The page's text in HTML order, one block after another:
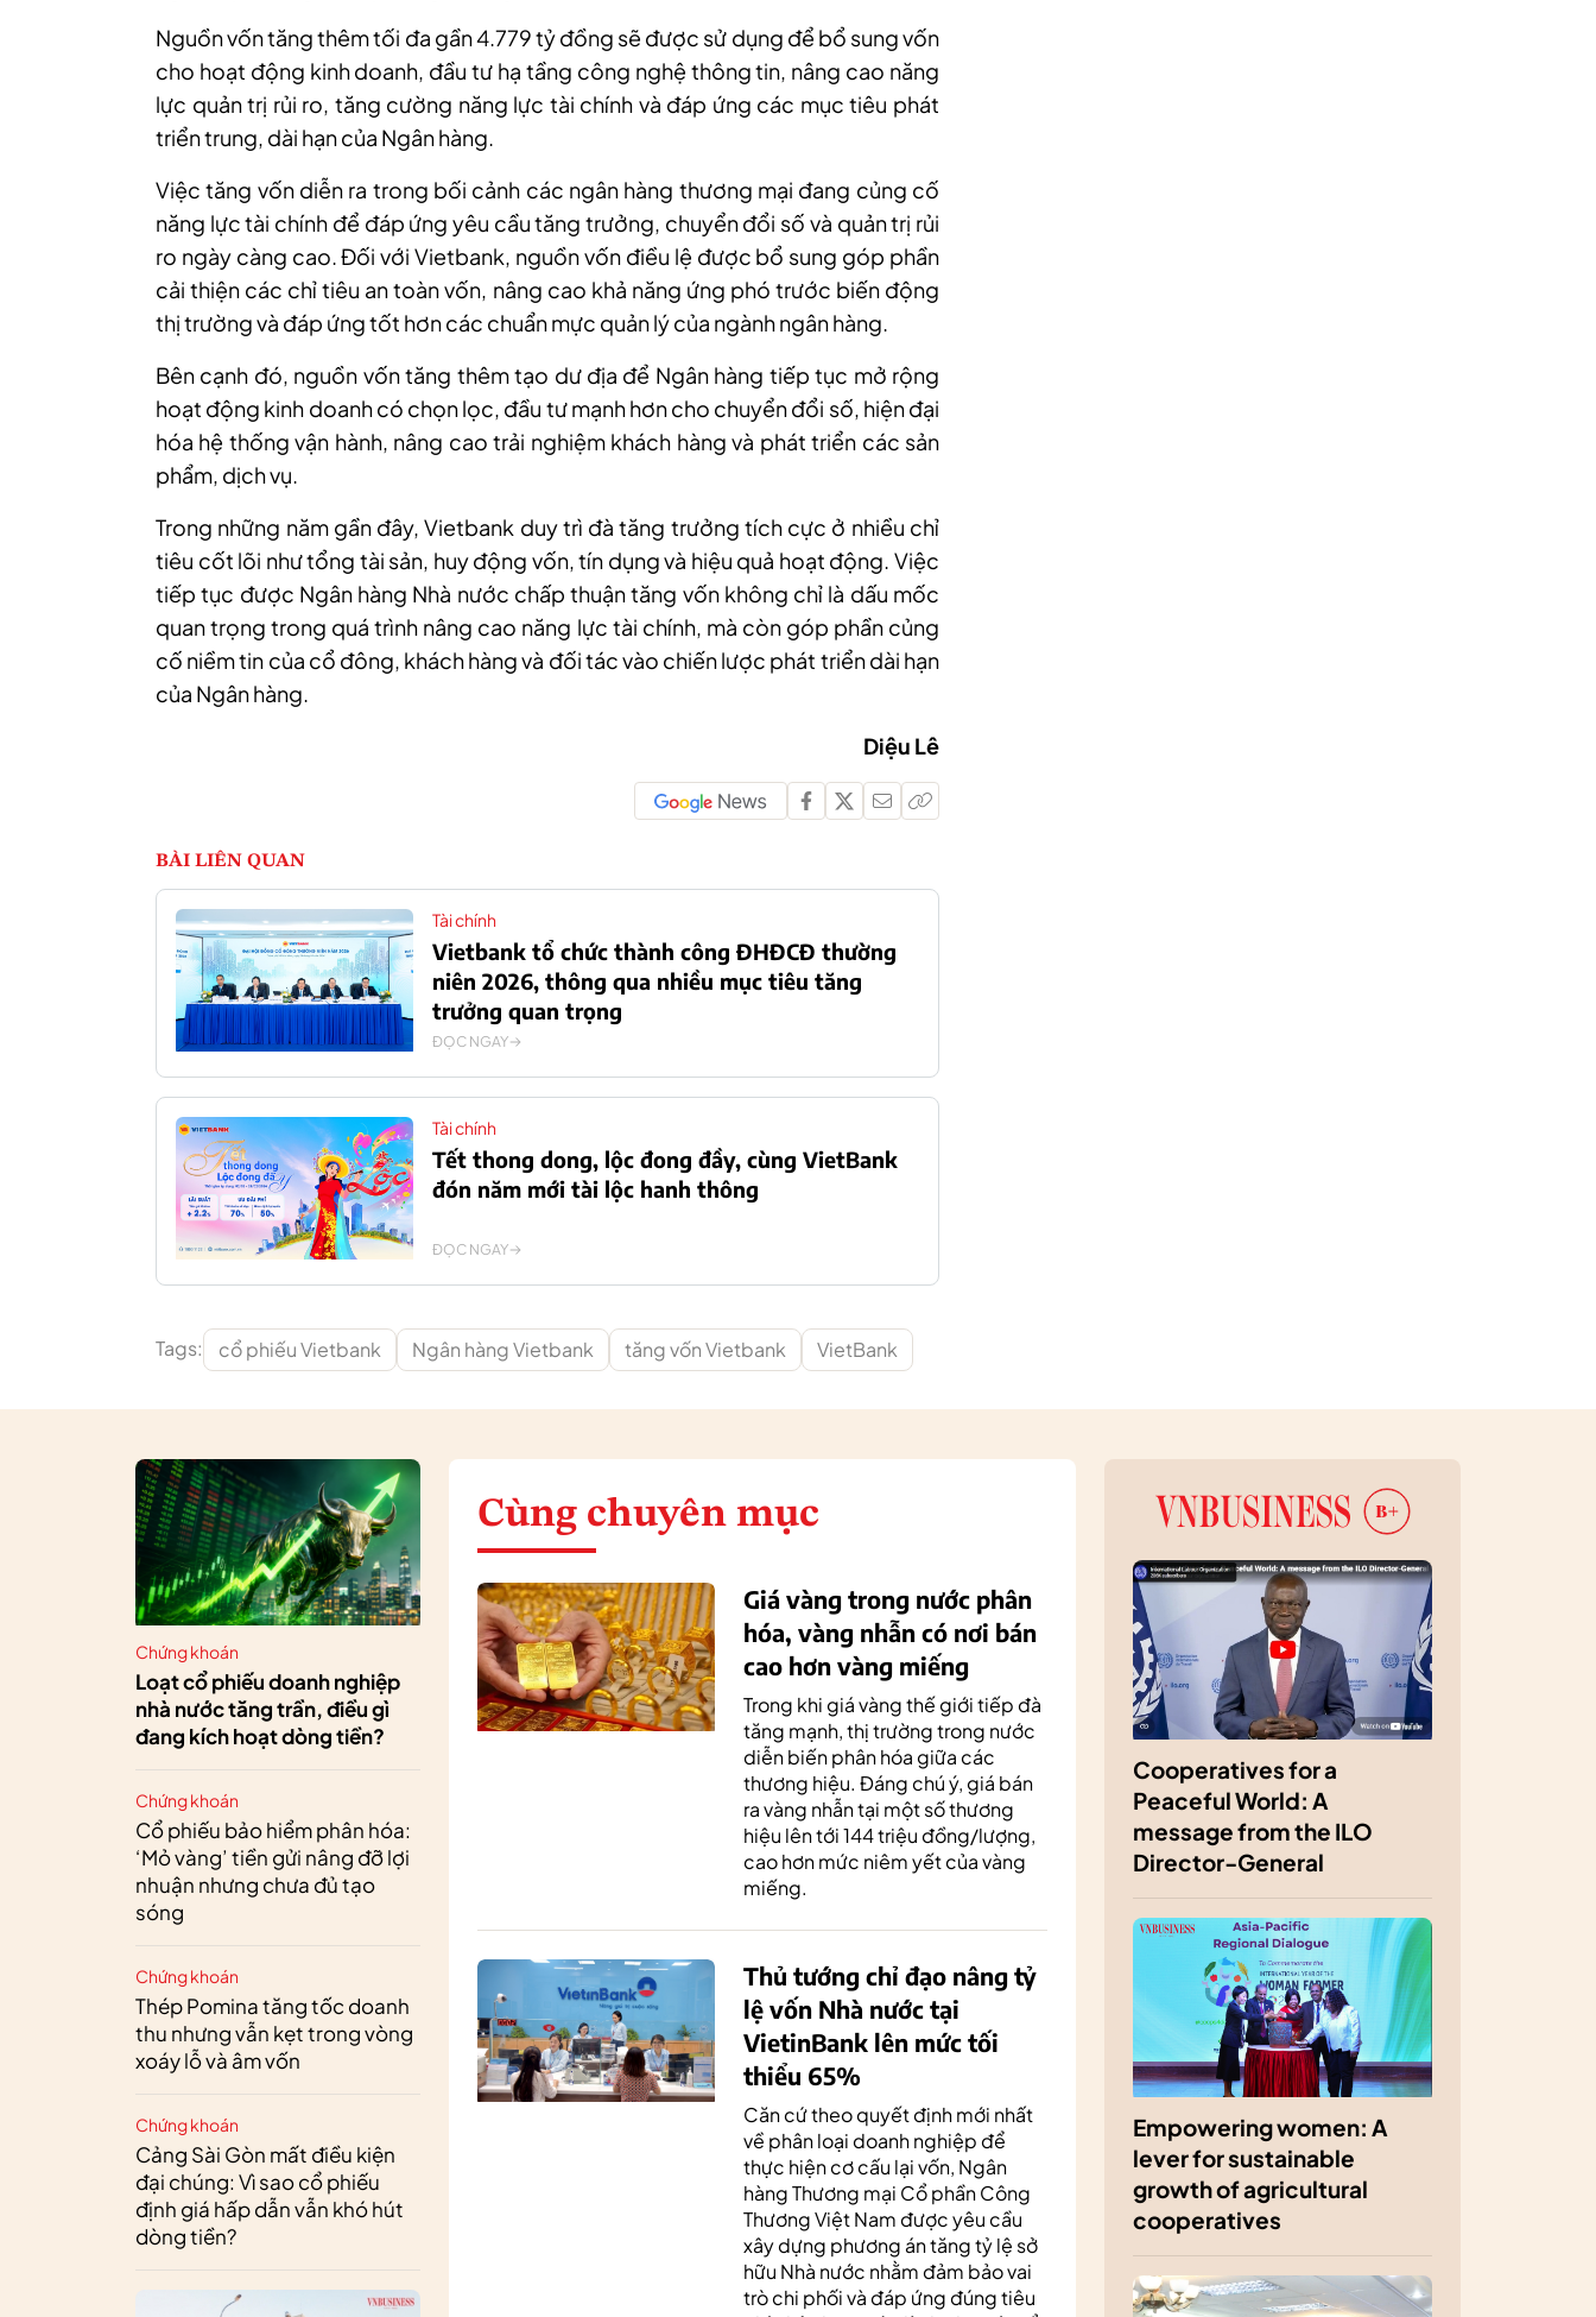
Nguồn vốn tăng thêm tối đa gần 4.779 tỷ đồng sẽ được sử dụng để bổ sung vốn
cho hoạt động kinh doanh, đầu tư hạ tầng công nghệ thông tin, nâng cao năng
lực quản trị rủi ro, tăng cường năng lực tài chính và đáp ứng các mục tiêu phát
triển trung, dài hạn của Ngân hàng.
Việc tăng vốn diễn ra trong bối cảnh các ngân hàng thương mại đang củng cố
năng lực tài chính để đáp ứng yêu cầu tăng trưởng, chuyển đổi số và quản trị rủi
ro ngày càng cao. Đối với Vietbank, nguồn vốn điều lệ được bổ sung góp phần
cải thiện các chỉ tiêu an toàn vốn, nâng cao khả năng ứng phó trước biến động
thị trường và đáp ứng tốt hơn các chuẩn mực quản lý của ngành ngân hàng.
Bên cạnh đó, nguồn vốn tăng thêm tạo dư địa để Ngân hàng tiếp tục mở rộng
hoạt động kinh doanh có chọn lọc, đầu tư mạnh hơn cho chuyển đổi số, hiện đại
hóa hệ thống vận hành, nâng cao trải nghiệm khách hàng và phát triển các sản
phẩm, dịch vụ.
Trong những năm gần đây, Vietbank duy trì đà tăng trưởng tích cực ở nhiều chỉ
tiêu cốt lõi như tổng tài sản, huy động vốn, tín dụng và hiệu quả hoạt động. Việc
tiếp tục được Ngân hàng Nhà nước chấp thuận tăng vốn không chỉ là dấu mốc
quan trọng trong quá trình nâng cao năng lực tài chính, mà còn góp phần củng
cố niềm tin của cổ đông, khách hàng và đối tác vào chiến lược phát triển dài hạn
của Ngân hàng.
Diệu Lê
BÀI LIÊN QUAN
Tài chính
Vietbank tổ chức thành công ĐHĐCĐ thường
niên 2026, thông qua nhiều mục tiêu tăng
trưởng quan trọng
ĐỌC NGAY
Tài chính
Tết thong dong, lộc đong đầy, cùng VietBank
đón năm mới tài lộc hanh thông
ĐỌC NGAY
Tags: cổ phiếu Vietbank Ngân hàng Vietbank tăng vốn Vietbank VietBank
Chứng khoán
Loạt cổ phiếu doanh nghiệp
nhà nước tăng trần, điều gì
đang kích hoạt dòng tiền?
Chứng khoán
Cổ phiếu bảo hiểm phân hóa:
‘Mỏ vàng’ tiền gửi nâng đỡ lợi
nhuận nhưng chưa đủ tạo
sóng
Chứng khoán
Thép Pomina tăng tốc doanh
thu nhưng vẫn kẹt trong vòng
xoáy lỗ và âm vốn
Chứng khoán
Cảng Sài Gòn mất điều kiện
đại chúng: Vì sao cổ phiếu
định giá hấp dẫn vẫn khó hút
dòng tiền?
Cùng chuyên mục
Giá vàng trong nước phân
hóa, vàng nhẫn có nơi bán
cao hơn vàng miếng
Trong khi giá vàng thế giới tiếp đà
tăng mạnh, thị trường trong nước
diễn biến phân hóa giữa các
thương hiệu. Đáng chú ý, giá bán
ra vàng nhẫn tại một số thương
hiệu lên tới 144 triệu đồng/lượng,
cao hơn mức niêm yết của vàng
miếng.
Thủ tướng chỉ đạo nâng tỷ
lệ vốn Nhà nước tại
VietinBank lên mức tối
thiểu 65%
Căn cứ theo quyết định mới nhất
về phân loại doanh nghiệp để
thực hiện cơ cấu lại vốn, Ngân
hàng Thương mại Cổ phần Công
Thương Việt Nam được yêu cầu
xây dựng phương án tăng tỷ lệ sở
hữu Nhà nước nhằm đảm bảo vai
trò chi phối và đáp ứng đúng tiêu
Cooperatives for a
Peaceful World: A
message from the ILO
Director-General
Empowering women: A
lever for sustainable
growth of agricultural
cooperatives